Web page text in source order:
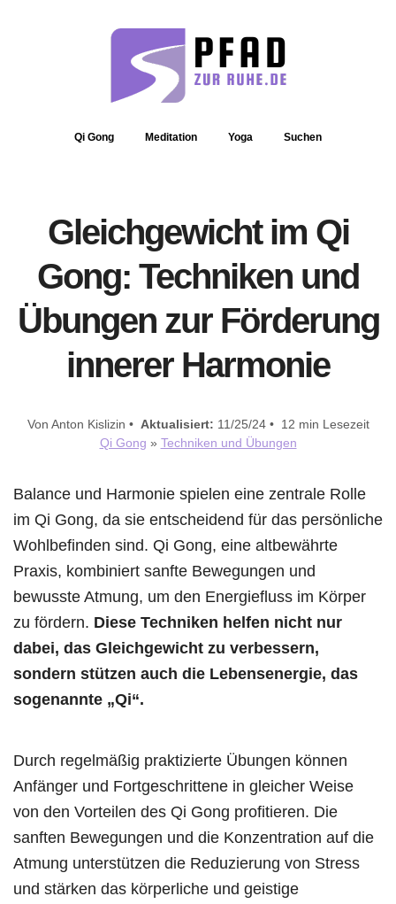
Qi Gong Meditation Yoga Suchen
Gleichgewicht im Qi
Gong: Techniken und
Übungen zur Förderung
innerer Harmonie
Von Anton Kislizin • Aktualisiert: 11/25/24 • 12 min Lesezeit
Qi Gong » Techniken und Übungen
Balance und Harmonie spielen eine zentrale Rolle
im Qi Gong, da sie entscheidend für das persönliche
Wohlbefinden sind. Qi Gong, eine altbewährte
Praxis, kombiniert sanfte Bewegungen und
bewusste Atmung, um den Energiefluss im Körper
zu fördern. Diese Techniken helfen nicht nur
dabei, das Gleichgewicht zu verbessern,
sondern stützen auch die Lebensenergie, das
sogenannte „Qi“.
Durch regelmäßig praktizierte Übungen können
Anfänger und Fortgeschrittene in gleicher Weise
von den Vorteilen des Qi Gong profitieren. Die
sanften Bewegungen und die Konzentration auf die
Atmung unterstützen die Reduzierung von Stress
und stärken das körperliche und geistige